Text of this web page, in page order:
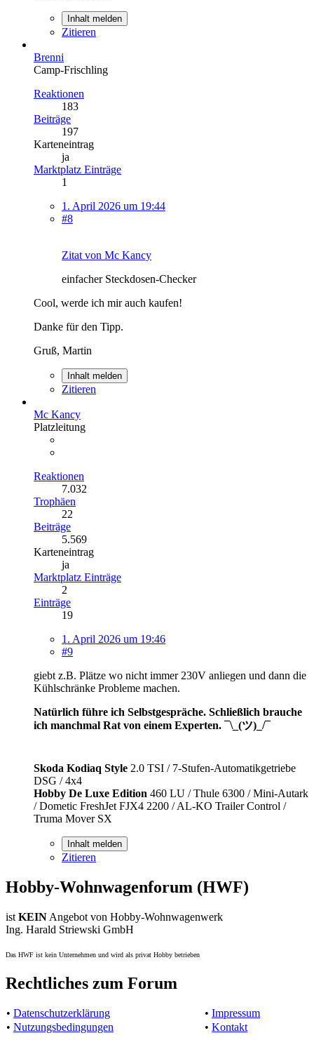
Inhalt melden
Zitieren
Brenni
Camp-Frischling
Reaktionen
183
Beiträge
197
Karteneintrag
ja
Marktplatz Einträge
1
1. April 2026 um 19:44
#8
Zitat von Mc Kancy
einfacher Steckdosen-Checker
Cool, werde ich mir auch kaufen!
Danke für den Tipp.
Gruß, Martin
Inhalt melden
Zitieren
Mc Kancy
Platzleitung
Reaktionen
7.032
Trophäen
22
Beiträge
5.569
Karteneintrag
ja
Marktplatz Einträge
2
Einträge
19
1. April 2026 um 19:46
#9
giebt z.B. Plätze wo nicht immer 230V anliegen und dann die
Kühlschränke Probleme machen.
Natürlich führe ich Selbstgespräche. Schließlich brauche
ich manchmal Rat von einem Experten. ¯\_(ツ)_/¯
Skoda Kodiaq Style 2.0 TSI / 7-Stufen-Automatikgetriebe
DSG / 4x4
Hobby De Luxe Edition 460 LU / Thule 6300 / Mini-Autark
/ Dometic FreshJet FJX4 2200 / AL-KO Trailer Control /
Truma Mover SX
Inhalt melden
Zitieren
Hobby-Wohnwagenforum (HWF)
ist KEIN Angebot von Hobby-Wohnwagenwerk
Ing. Harald Striewski GmbH
Das HWF ist kein Unternehmen und wird als privat Hobby betrieben
Rechtliches zum Forum
• Datenschutzerklärung • Impressum
• Nutzungsbedingungen • Kontakt